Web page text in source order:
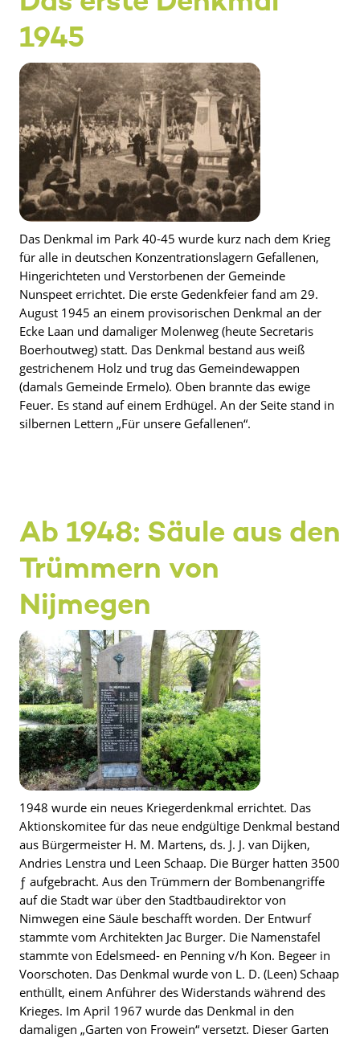
1945
Das Denkmal im Park 40-45 wurde kurz nach dem Krieg
für alle in deutschen Konzentrationslagern Gefallenen,
Hingerichteten und Verstorbenen der Gemeinde
Nunspeet errichtet. Die erste Gedenkfeier fand am 29.
August 1945 an einem provisorischen Denkmal an der
Ecke Laan und damaliger Molenweg (heute Secretaris
Boerhoutweg) statt. Das Denkmal bestand aus weiß
gestrichenem Holz und trug das Gemeindewappen
(damals Gemeinde Ermelo). Oben brannte das ewige
Feuer. Es stand auf einem Erdhügel. An der Seite stand in
silbernen Lettern „Für unsere Gefallenen“.
Ab 1948: Säule aus den
Trümmern von
Nijmegen
1948 wurde ein neues Kriegerdenkmal errichtet. Das
Aktionskomitee für das neue endgültige Denkmal bestand
aus Bürgermeister H. M. Martens, ds. J. J. van Dijken,
Andries Lenstra und Leen Schaap. Die Bürger hatten 3500
ƒ aufgebracht. Aus den Trümmern der Bombenangriffe
auf die Stadt war über den Stadtbaudirektor von
Nimwegen eine Säule beschafft worden. Der Entwurf
stammte vom Architekten Jac Burger. Die Namenstafel
stammte von Edelsmeed- en Penning v/h Kon. Begeer in
Voorschoten. Das Denkmal wurde von L. D. (Leen) Schaap
enthüllt, einem Anführer des Widerstands während des
Krieges. Im April 1967 wurde das Denkmal in den
damaligen „Garten von Frowein“ versetzt. Dieser Garten